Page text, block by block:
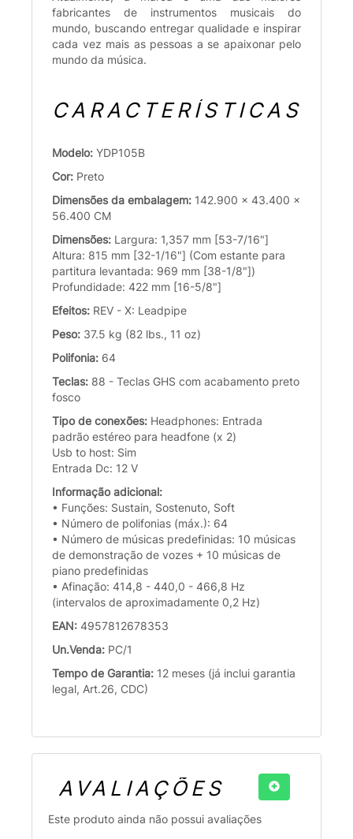
fabricantes de instrumentos musicais do
mundo, buscando entregar qualidade e inspirar
cada vez mais as pessoas a se apaixonar pelo
mundo da música.
CARACTERÍSTICAS
Modelo: YDP105B
Cor: Preto
Dimensões da embalagem: 142.900 x 43.400 x
56.400 CM
Dimensões: Largura: 1,357 mm [53-7/16"]
Altura: 815 mm [32-1/16"] (Com estante para
partitura levantada: 969 mm [38-1/8"])
Profundidade: 422 mm [16-5/8"]
Efeitos: REV - X: Leadpipe
Peso: 37.5 kg (82 lbs., 11 oz)
Polifonia: 64
Teclas: 88 - Teclas GHS com acabamento preto
fosco
Tipo de conexões: Headphones: Entrada
padrão estéreo para headfone (x 2)
Usb to host: Sim
Entrada Dc: 12 V
Informação adicional:
• Funções: Sustain, Sostenuto, Soft
• Número de polifonias (máx.): 64
• Número de músicas predefinidas: 10 músicas
de demonstração de vozes + 10 músicas de
piano predefinidas
• Afinação: 414,8 - 440,0 - 466,8 Hz
(intervalos de aproximadamente 0,2 Hz)
EAN: 4957812678353
Un.Venda: PC/1
Tempo de Garantia: 12 meses (já inclui garantia
legal, Art.26, CDC)
AVALIAÇÕES
Este produto ainda não possui avaliações